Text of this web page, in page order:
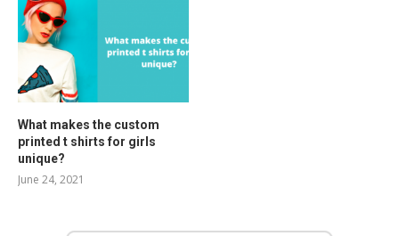
What makes the custom
printed t shirts for girls
unique?
June 24, 2021